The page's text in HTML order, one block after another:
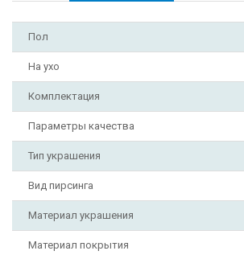
Пол
На ухо
Комплектация
Параметры качества
Тип украшения
Вид пирсинга
Материал украшения
Материал покрытия